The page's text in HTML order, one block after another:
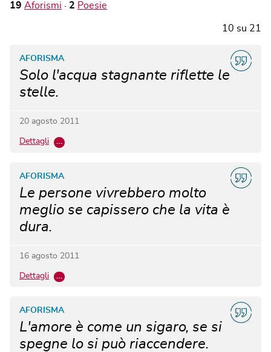
19 Aforismi 2 Poesie
10 su 21
Solo l'acqua stagnante riflette le
stelle.
AFORISMA
20 agosto 2011
Dettagli …
Le persone vivrebbero molto
meglio se capissero che la vita è
dura.
AFORISMA
16 agosto 2011
Dettagli …
L'amore è come un sigaro, se si
spegne lo si può riaccendere.
AFORISMA